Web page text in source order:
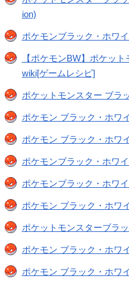
ion)
ポケモンブラック・ホワ
【ポケモンBW】ポケッ
wiki[ゲームレシピ]
ポケットモンスター ブ
ポケモン ブラック・ホワ
ポケモン ブラック・ホワ
ポケモンブラック・ホワ
ポケモンブラック・ホワ
ポケモン ブラック・ホワ
ポケットモンスターブラ
ポケモン ブラック・ホワ
ポケモン ブラック・ホワ